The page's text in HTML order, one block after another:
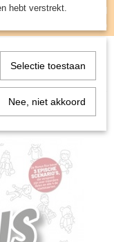
UW WINKELWAGEN
(0)
Crime City
hebt verstrekt.
Selectie toestaan
Nee, niet akkoord